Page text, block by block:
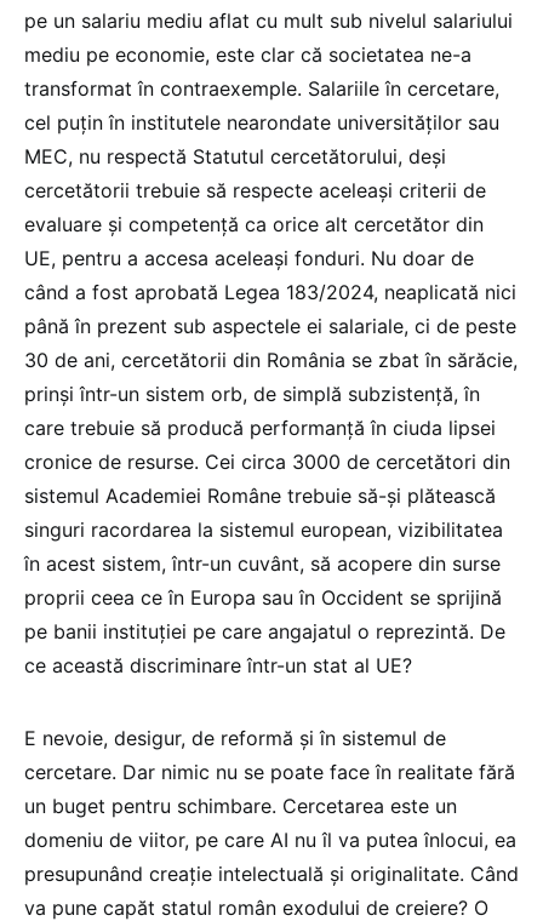
pe un salariu mediu aflat cu mult sub nivelul salariului
mediu pe economie, este clar că societatea ne-a
transformat în contraexemple. Salariile în cercetare,
cel puțin în institutele nearondate universităților sau
MEC, nu respectă Statutul cercetătorului, deși
cercetătorii trebuie să respecte aceleași criterii de
evaluare și competență ca orice alt cercetător din
UE, pentru a accesa aceleași fonduri. Nu doar de
când a fost aprobată Legea 183/2024, neaplicată nici
până în prezent sub aspectele ei salariale, ci de peste
30 de ani, cercetătorii din România se zbat în sărăcie,
prinși într-un sistem orb, de simplă subzistență, în
care trebuie să producă performanță în ciuda lipsei
cronice de resurse. Cei circa 3000 de cercetători din
sistemul Academiei Române trebuie să-și plătească
singuri racordarea la sistemul european, vizibilitatea
în acest sistem, într-un cuvânt, să acopere din surse
proprii ceea ce în Europa sau în Occident se sprijină
pe banii instituției pe care angajatul o reprezintă. De
ce această discriminare într-un stat al UE?
E nevoie, desigur, de reformă și în sistemul de
cercetare. Dar nimic nu se poate face în realitate fără
un buget pentru schimbare. Cercetarea este un
domeniu de viitor, pe care AI nu îl va putea înlocui, ea
presupunând creație intelectuală și originalitate. Când
va pune capăt statul român exodului de creiere? O